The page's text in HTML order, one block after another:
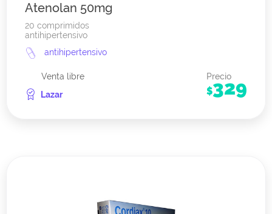
Atenolan 50mg
20 comprimidos
antihipertensivo
antihipertensivo
Venta libre
Lazar
Precio
$329